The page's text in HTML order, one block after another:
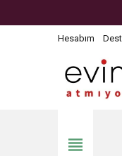
Hesabım
view_headline